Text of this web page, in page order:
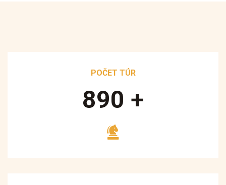
POČET TÚR
890 +